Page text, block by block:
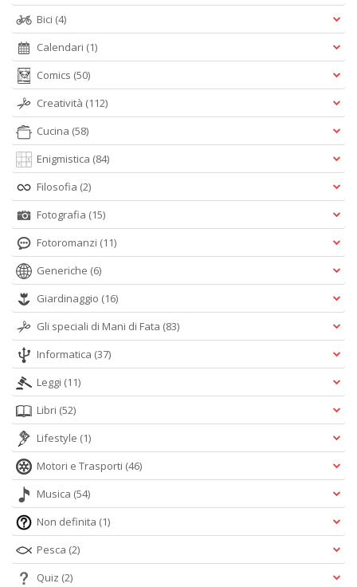
Bici (4)
Calendari (1)
Comics (50)
Creatività (112)
Cucina (58)
Enigmistica (84)
Filosofia (2)
Fotografia (15)
Fotoromanzi (11)
Generiche (6)
Giardinaggio (16)
Gli speciali di Mani di Fata (83)
Informatica (37)
Leggi (11)
Libri (52)
Lifestyle (1)
Motori e Trasporti (46)
Musica (54)
Non definita (1)
Pesca (2)
Quiz (2)